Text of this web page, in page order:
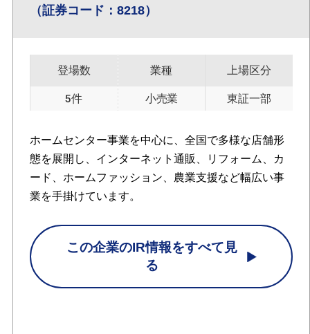
（証券コード：8218）
登場数
5件
業種
小売業
上場区分
東証一部
ホームセンター事業を中心に、全国で多様な店舗形
態を展開し、インターネット通販、リフォーム、カ
ード、ホームファッション、農業支援など幅広い事
業を手掛けています。
この企業のIR情報をすべて見
る